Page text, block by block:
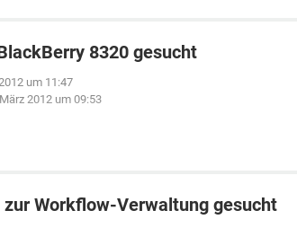
8320 gesucht
um 11:47
2012 um 09:53
zur Workflow-Verwaltung gesucht